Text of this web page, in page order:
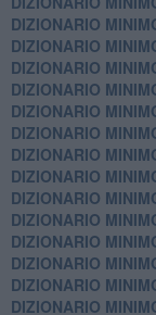
DIZIONARIO
DIZIONARIO
DIZIONARIO
DIZIONARIO
DIZIONARIO
DIZIONARIO
DIZIONARIO
DIZIONARIO
DIZIONARIO
DIZIONARIO
DIZIONARIO
DIZIONARIO
​DIZIONARIO
DIZIONARIO